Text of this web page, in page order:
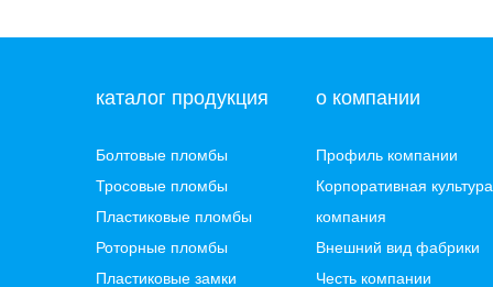
каталог продукция
Болтовые пломбы
Тросовые пломбы
Пластиковые пломбы
Роторные пломбы
Пластиковые замки
о компании
Профиль компании
Корпоративная культура
компания
Внешний вид фабрики
Честь компании